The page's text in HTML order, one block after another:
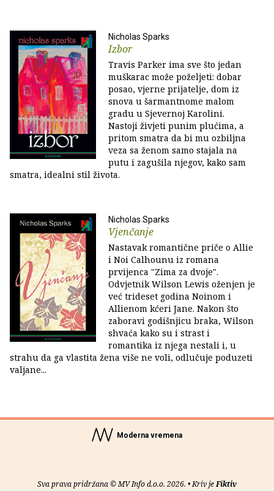
Nicholas Sparks
Izbor
Travis Parker ima sve što jedan
muškarac može poželjeti: dobar
posao, vjerne prijatelje, dom iz
snova u šarmantnome malom
gradu u Sjevernoj Karolini.
Nastoji živjeti punim plućima, a
pritom smatra da bi mu ozbiljna
veza sa ženom samo stajala na
putu i zagušila njegov, kako sam
smatra, idealni stil života.
Nicholas Sparks
Vjenčanje
Nastavak romantične priče o Allie
i Noi Calhounu iz romana
prvijenca "Zima za dvoje".
Odvjetnik Wilson Lewis oženjen je
već trideset godina Noinom i
Allienom kćeri Jane. Nakon što
zaboravi godišnjicu braka, Wilson
shvaća kako su i strast i
romantika iz njega nestali i, u
strahu da ga vlastita žena više ne voli, odlučuje poduzeti
valjane...
Moderna vremena
Sva prava pridržana © MV Info d.o.o. 2026. • Kriv jeFiktiv